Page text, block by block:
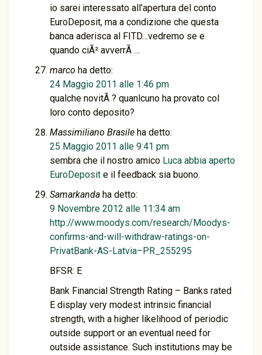
io sarei interessato all’apertura del conto
EuroDeposit, ma a condizione che questa
banca aderisca al FITD…vedremo se e
quando ciÃ² avverrÃ …
marco ha detto:
24 Maggio 2011 alle 1:46 pm
qualche novitÃ ? quanlcuno ha provato col
loro conto deposito?
Massimiliano Brasile ha detto:
25 Maggio 2011 alle 9:41 pm
sembra che il nostro amico Luca abbia aperto
EuroDeposit e il feedback sia buono.
Samarkanda ha detto:
9 Novembre 2012 alle 11:34 am
http://www.moodys.com/research/Moodys-
confirms-and-will-withdraw-ratings-on-
PrivatBank-AS-Latvia–PR_255295
BFSR: E
Bank Financial Strength Rating – Banks rated
E display very modest intrinsic financial
strength, with a higher likelihood of periodic
outside support or an eventual need for
outside assistance. Such institutions may be